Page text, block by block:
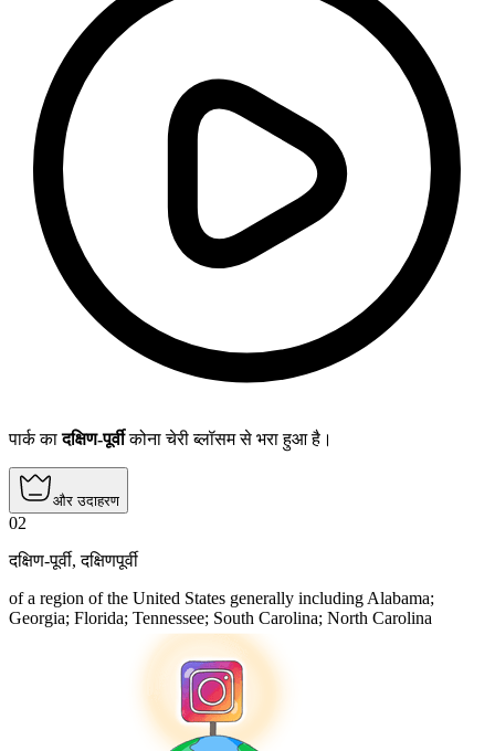
पार्क कादक्षिण-पूर्वीकोना चेरी ब्लॉसम से भरा हुआ है।
और उदाहरण
02
दक्षिण-पूर्वी,दक्षिणपूर्वी
of a region of the United States generally including Alabama;
Georgia; Florida; Tennessee; South Carolina; North Carolina